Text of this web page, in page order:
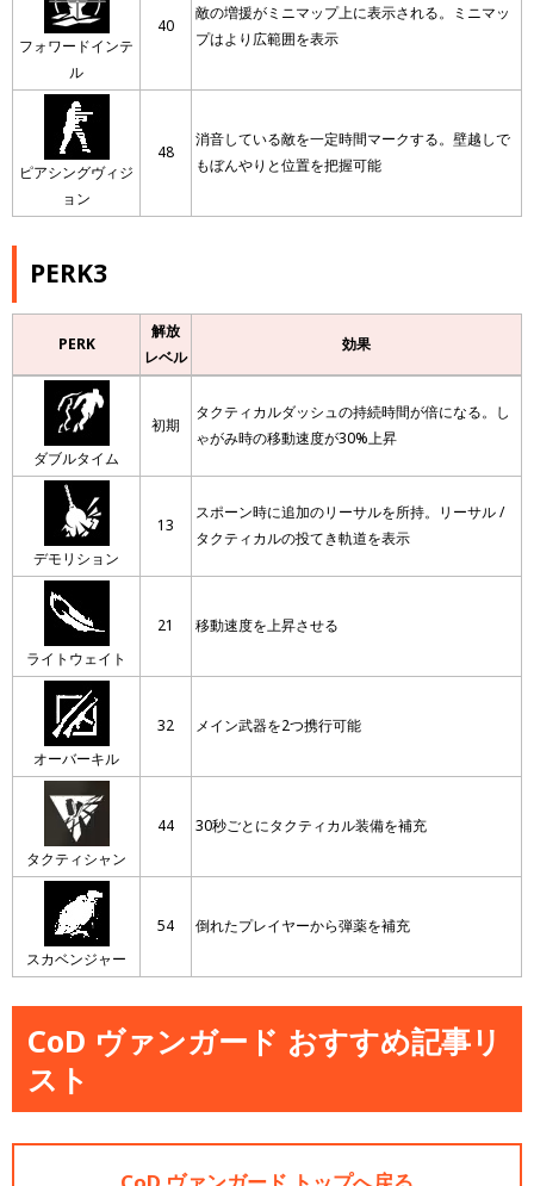
フォワードインテ
ル
40
敵の増援がミニマップ上に表示される。ミニマッ
プはより広範囲を表示
ピアシングヴィジ
ョン
48
消音している敵を一定時間マークする。壁越しで
もぼんやりと位置を把握可能
PERK3
PERK
解放
レベル
効果
ダブルタイム
初期
タクティカルダッシュの持続時間が倍になる。し
ゃがみ時の移動速度が30%上昇
デモリション
13
スポーン時に追加のリーサルを所持。リーサル /
タクティカルの投てき軌道を表示
ライトウェイト
21 移動速度を上昇させる
オーバーキル
32 メイン武器を2つ携行可能
タクティシャン
44 30秒ごとにタクティカル装備を補充
スカベンジャー
54 倒れたプレイヤーから弾薬を補充
CoD ヴァンガード おすすめ記事リ
スト